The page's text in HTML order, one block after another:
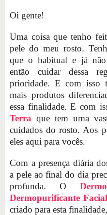
Oi gente!
Uma coisa que tenho
pele do meu rosto.
que o habitual e já não
então cuidar dessa
prioridade. E com isso
mais produtos
essa finalidade. E com
Terra que tem uma
cuidados do rosto. Aos
eles aqui para vocês.
Com a presença diária
a pele ao final do dia
profunda. O
Dermopurificante Facial
criado para esta